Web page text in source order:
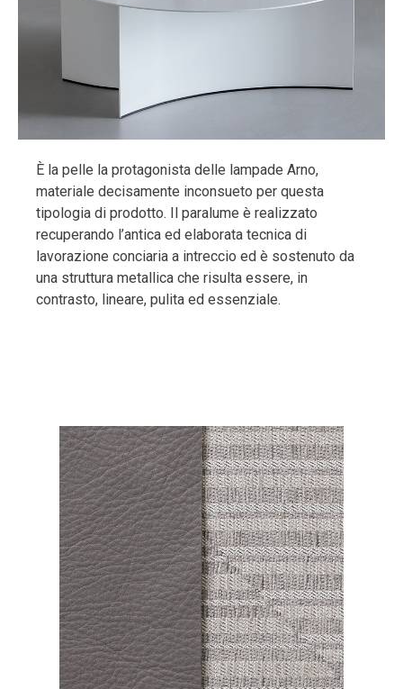
È la pelle la protagonista delle lampade Arno,
materiale decisamente inconsueto per questa
tipologia di prodotto. Il paralume è realizzato
recuperando l’antica ed elaborata tecnica di
lavorazione conciaria a intreccio ed è sostenuto da
una struttura metallica che risulta essere, in
contrasto, lineare, pulita ed essenziale.